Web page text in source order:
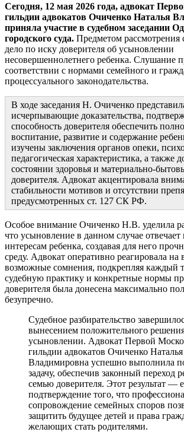
Сегодня, 12 мая 2026 года, адвокат
гильдии адвокатов Очиченко Наталья
приняла участие в судебном заседании
городского суда. Предметом рассмотрения
дело по иску доверителя об усыновлении
несовершеннолетнего ребенка. Слушание
соответствии с нормами семейного и
процессуального законодательства.
В ходе заседания Н. Очиченко
исчерпывающие доказательства,
способность доверителя обеспечить
воспитание, развитие и содержание
изучены заключения органов опеки,
педагогическая характеристика, а также
состоянии здоровья и материально-
доверителя. Адвокат акцентировала
стабильности мотивов и отсутствии
предусмотренных ст. 127 СК РФ.
Особое внимание Очиченко Н.В. уделила
что усыновление в данном случае
интересам ребенка, создавая для него
среду. Адвокат оперативно реагировала на
возможные сомнения, подкрепляя каждый
судебную практику и конкретные нормы
доверителя была донесена максимально
безупречно.
Судебное разбирательство
вынесением положительного
усыновлении. Адвокат Первой
гильдии адвокатов Очиченко Наталья
Владимировна успешно выполнила
задачу, обеспечив законный переход
семью доверителя. Этот результат —
подтверждение того, что
сопровождение семейных споров
защитить будущее детей и права
желающих стать родителями.